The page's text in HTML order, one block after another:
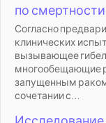
по
Согласно
клинических
вызывающее
многообещающие
запущенным
сочетании с...
Исследование